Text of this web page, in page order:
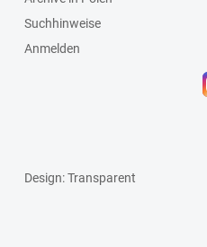
Suchhinweise
Anmelden
Design: Transparent